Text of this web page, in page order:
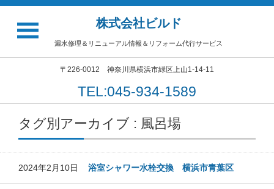
株式会社ビルド
漏水修理＆リニューアル情報＆リフォーム代行サービス
〒226-0012 神奈川県横浜市緑区上山1-14-11
TEL:045-934-1589
タグ別アーカイブ : 風呂場
2024年2月10日 浴室シャワー水栓交換 横浜市青葉区